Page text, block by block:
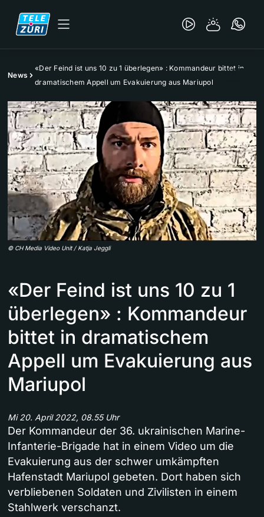
News
«Der Feind ist uns 10 zu 1 überlegen» : Kommandeur bittet in
dramatischem Appell um Evakuierung aus Mariupol
© CH Media Video Unit / Katja Jeggli
«Der Feind ist uns 10 zu 1
überlegen» : Kommandeur
bittet in dramatischem
Appell um Evakuierung aus
Mariupol
Mi 20. April 2022, 08.55 Uhr
Der Kommandeur der 36. ukrainischen Marine-
Infanterie-Brigade hat in einem Video um die
Evakuierung aus der schwer umkämpften
Hafenstadt Mariupol gebeten. Dort haben sich
verbliebenen Soldaten und Zivilisten in einem
Stahlwerk verschanzt.